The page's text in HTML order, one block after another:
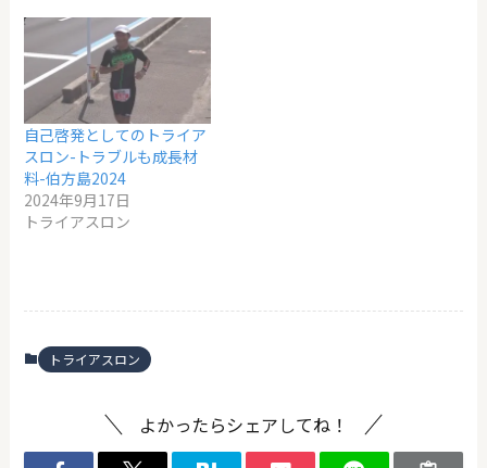
自己啓発としてのトライア
スロン-トラブルも成長材
料-伯方島2024
2024年9月17日
トライアスロン
トライアスロン
よかったらシェアしてね！